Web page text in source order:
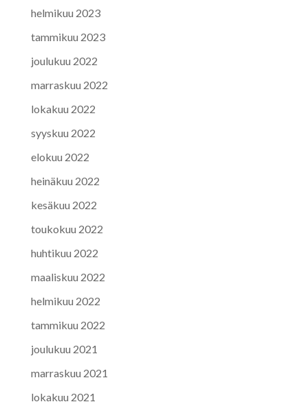
helmikuu 2023
tammikuu 2023
joulukuu 2022
marraskuu 2022
lokakuu 2022
syyskuu 2022
elokuu 2022
heinäkuu 2022
kesäkuu 2022
toukokuu 2022
huhtikuu 2022
maaliskuu 2022
helmikuu 2022
tammikuu 2022
joulukuu 2021
marraskuu 2021
lokakuu 2021